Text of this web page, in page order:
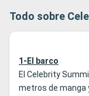
Todo sobre
1-El barco
El Celebrity
metros de manga